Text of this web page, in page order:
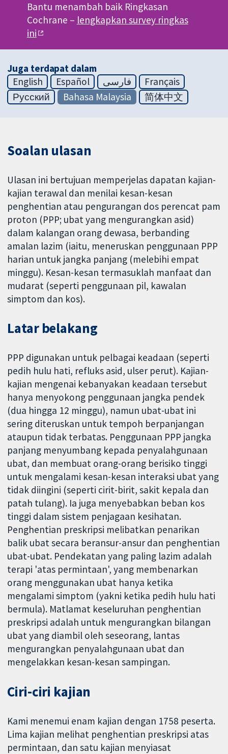
Bantu menambah baik Ringkasan
Cochrane – lengkapkan survey ringkas
ini
Juga terdapat dalam
English
Español فارسی
Français
Русский
Bahasa Malaysia 简体中文
Soalan ulasan
Ulasan ini bertujuan memperjelas dapatan kajian-
kajian terawal dan menilai kesan-kesan
penghentian atau pengurangan dos perencat pam
proton (PPP; ubat yang mengurangkan asid)
dalam kalangan orang dewasa, berbanding
amalan lazim (iaitu, meneruskan penggunaan PPP
harian untuk jangka panjang (melebihi empat
minggu). Kesan-kesan termasuklah manfaat dan
mudarat (seperti penggunaan pil, kawalan
simptom dan kos).
Latar belakang
PPP digunakan untuk pelbagai keadaan (seperti
pedih hulu hati, refluks asid, ulser perut). Kajian-
kajian mengenai kebanyakan keadaan tersebut
hanya menyokong penggunaan jangka pendek
(dua hingga 12 minggu), namun ubat-ubat ini
sering diteruskan untuk tempoh berpanjangan
ataupun tidak terbatas. Penggunaan PPP jangka
panjang menyumbang kepada penyalahgunaan
ubat, dan membuat orang-orang berisiko tinggi
untuk mengalami kesan-kesan interaksi ubat yang
tidak diingini (seperti cirit-birit, sakit kepala dan
patah tulang). Ia juga menyebabkan beban kos
tinggi dalam sistem penjagaan kesihatan.
Penghentian preskripsi melibatkan penarikan
balik ubat secara beransur-ansur dan penghentian
ubat-ubat. Pendekatan yang paling lazim adalah
terapi 'atas permintaan', yang membenarkan
orang menggunakan ubat hanya ketika
mengalami simptom (yakni ketika pedih hulu hati
bermula). Matlamat keseluruhan penghentian
preskripsi adalah untuk mengurangkan bilangan
ubat yang diambil oleh seseorang, lantas
mengurangkan penyalahgunaan ubat dan
mengelakkan kesan-kesan sampingan.
Ciri-ciri kajian
Kami menemui enam kajian dengan 1758 peserta.
Lima kajian melihat penghentian preskripsi atas
permintaan, dan satu kajian menyiasat